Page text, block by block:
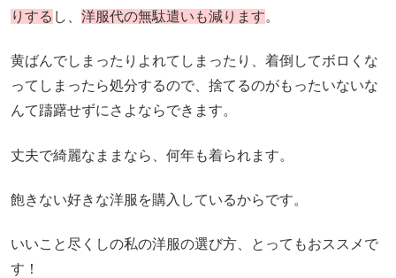
りする し、 洋服代の無駄遣いも減ります。
黄ばんでしまったりよれてしまったり、着倒してボロくな
ってしまったら処分するので、捨てるのがもったいないな
んて躊躇せずにさよならできます。
丈夫で綺麗なままなら、何年も着られます。
飽きない好きな洋服を購入しているからです。
いいこと尽くしの私の洋服の選び方、とってもおススメで
す！